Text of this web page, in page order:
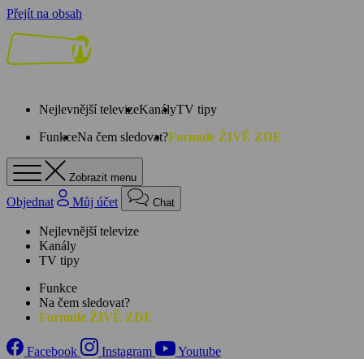
Přejít na obsah
Nejlevnější televizeKanályTV tipy
FunkceNa čem sledovat?Formule ŽIVĚ ZDE
Zobrazit menu
Objednat Můj účet Chat
Nejlevnější televize
Kanály
TV tipy
Funkce
Na čem sledovat?
Formule ŽIVĚ ZDE
Facebook Instagram
Youtube